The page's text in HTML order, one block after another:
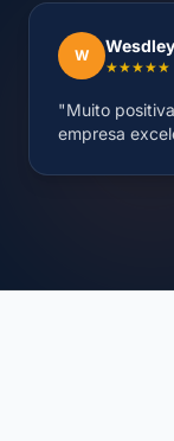
W
★★★★★
"Muito
empresa